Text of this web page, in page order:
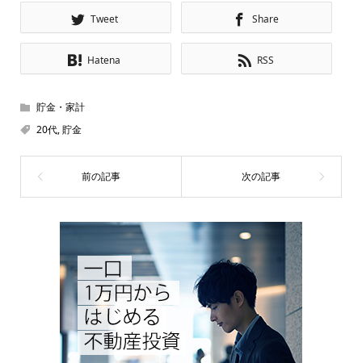
Tweet Share
Hatena RSS
貯金・家計
20代,貯金